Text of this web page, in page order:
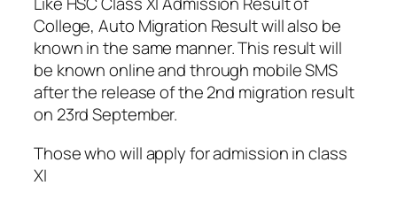
College, Auto Migration Result will also be
known in the same manner. This result will
be known online and through mobile SMS
after the release of the 2nd migration result
on 23rd September.
Those who will apply for admission in class
XI